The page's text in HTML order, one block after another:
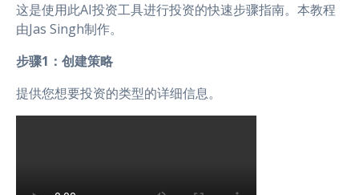
这是使用此AI投资工具进行投资的快速步骤指南。本教程
由Jas Singh制作。
步骤1：创建策略
提供您想要投资的类型的详细信息。